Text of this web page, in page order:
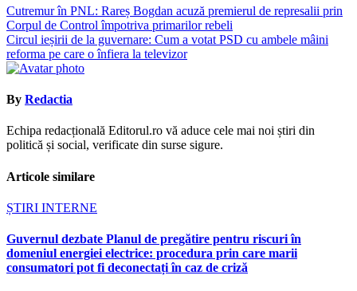
Navigare
în
articole
Cutremur în PNL: Rareș Bogdan acuză premierul de represalii prin
Corpul de Control împotriva primarilor rebeli
Circul ieșirii de la guvernare: Cum a votat PSD cu ambele mâini
reforma pe care o înfiera la televizor
By Redactia
Echipa redacțională Editorul.ro vă aduce cele mai noi știri din
politică și social, verificate din surse sigure.
Articole similare
ȘTIRI INTERNE
Guvernul dezbate Planul de pregătire pentru riscuri în
domeniul energiei electrice: procedura prin care marii
consumatori pot fi deconectați în caz de criză